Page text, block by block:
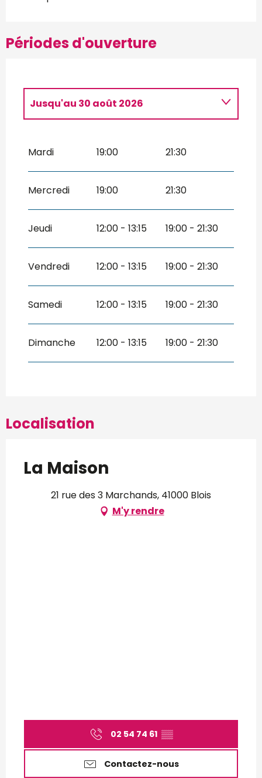
Périodes d'ouverture
Jusqu'au 30 août 2026
Mardi 19:00 21:30
Mercredi 19:00 21:30
Jeudi 12:00 - 13:15 19:00 - 21:30
Vendredi 12:00 - 13:15 19:00 - 21:30
Samedi 12:00 - 13:15 19:00 - 21:30
Dimanche 12:00 - 13:15 19:00 - 21:30
Localisation
La Maison
21 rue des 3 Marchands, 41000 Blois
M'y rendre
02 54 74 61 ▒▒
Contactez-nous